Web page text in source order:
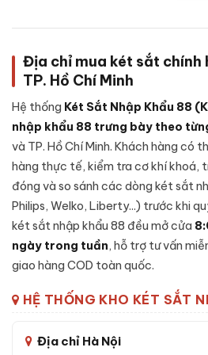
Khung thép cường lực: Sử
nguyên khối, đảm bảo khả
đục cao.
Cánh cửa đúc đặc:Cánh
chống cạy, đệm chống khói -
trong điều kiện nhiệt độ cao.
Lớp lõi chống cháy:Bên trong
chống cháychuyên dụng kết
sản nguyên vẹn khi xảy ra sự cố
Cơ cấu khoá:Khóa vân tay
cụm từ nhà sản xuất, tích hợp
lớn - chống được các công cụ
ngoài để tránh bị cắt phá.
Địa chỉ mua két sắt chính
TP. Hồ Chí Minh
Hệ thống Két Sắt Nhập Khẩu 88
nhập khẩu 88 trưng bày theo
và TP. Hồ Chí Minh. Khách hàng có
hàng thực tế, kiểm tra cơ khí khoá,
đóng và so sánh các dòng két sắt
Philips, Welko, Liberty...) trước khi
két sắt nhập khẩu 88 đều mở cửa
ngày trong tuần, hỗ trợ tư vấn
giao hàng COD toàn quốc.
HỆ THỐNG KHO KÉT SẮT
Địa chỉ Hà Nội